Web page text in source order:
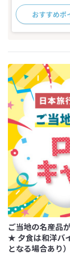
おすすめポ
ご当地の名産品
★ 夕食は和洋バ
となる場合あり